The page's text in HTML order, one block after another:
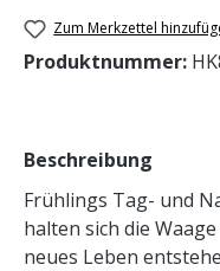
Zum Merkzettel
Produktnummer:
Beschreibung
Frühlings Tag- und
halten sich die
neues Leben